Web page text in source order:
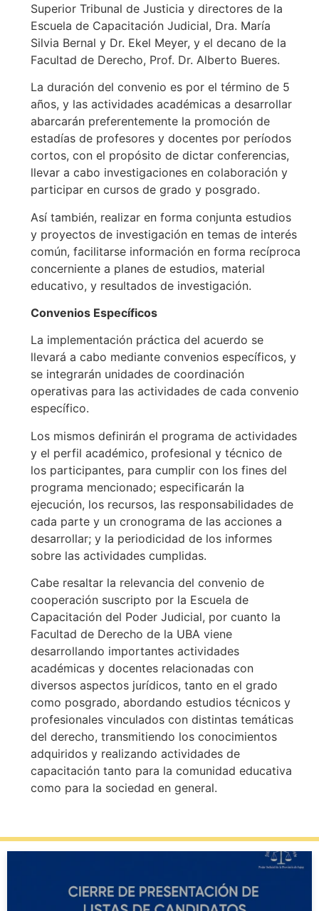
Superior Tribunal de Justicia y directores de la
Escuela de Capacitación Judicial, Dra. María
Silvia Bernal y Dr. Ekel Meyer, y el decano de la
Facultad de Derecho, Prof. Dr. Alberto Bueres.
La duración del convenio es por el término de 5
años, y las actividades académicas a desarrollar
abarcarán preferentemente la promoción de
estadías de profesores y docentes por períodos
cortos, con el propósito de dictar conferencias,
llevar a cabo investigaciones en colaboración y
participar en cursos de grado y posgrado.
Así también, realizar en forma conjunta estudios
y proyectos de investigación en temas de interés
común, facilitarse información en forma recíproca
concerniente a planes de estudios, material
educativo, y resultados de investigación.
Convenios Específicos
La implementación práctica del acuerdo se
llevará a cabo mediante convenios específicos, y
se integrarán unidades de coordinación
operativas para las actividades de cada convenio
específico.
Los mismos definirán el programa de actividades
y el perfil académico, profesional y técnico de
los participantes, para cumplir con los fines del
programa mencionado; especificarán la
ejecución, los recursos, las responsabilidades de
cada parte y un cronograma de las acciones a
desarrollar; y la periodicidad de los informes
sobre las actividades cumplidas.
Cabe resaltar la relevancia del convenio de
cooperación suscripto por la Escuela de
Capacitación del Poder Judicial, por cuanto la
Facultad de Derecho de la UBA viene
desarrollando importantes actividades
académicas y docentes relacionadas con
diversos aspectos jurídicos, tanto en el grado
como posgrado, abordando estudios técnicos y
profesionales vinculados con distintas temáticas
del derecho, transmitiendo los conocimientos
adquiridos y realizando actividades de
capacitación tanto para la comunidad educativa
como para la sociedad en general.